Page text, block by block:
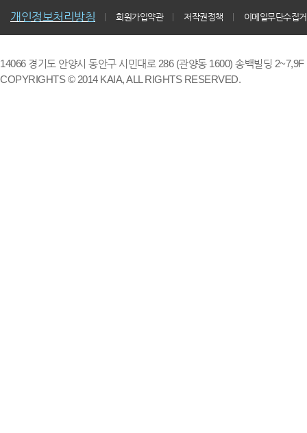
개인정보처리방침 회원가입약관 저작권정책 이메일무단수집
14066 경기도 안양시 동안구 시민대로 286 (관양동 1600) 송백빌딩
COPYRIGHTS © 2014 KAIA, ALL RIGHTS RESERVED.